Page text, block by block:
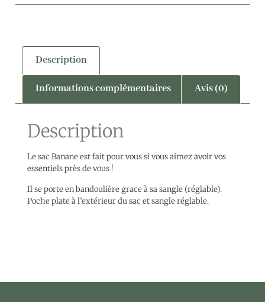
Description
Informations complémentaires Avis (0)
Description
Le sac Banane est fait pour vous si vous aimez avoir vos
essentiels près de vous !
Il se porte en bandoulière grace à sa sangle (réglable).
Poche plate à l’extérieur du sac et sangle réglable.